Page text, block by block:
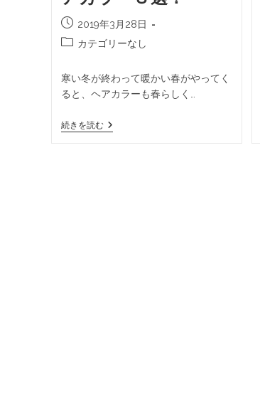
2019年3月28日
カテゴリーなし
寒い冬が終わって暖かい春がやってく
ると、ヘアカラーも春らしく…
続きを読む